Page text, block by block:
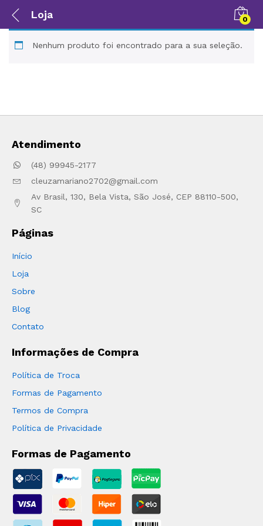
Loja 0
Nenhum produto foi encontrado para a sua seleção.
Atendimento
(48) 99945-2177
cleuzamariano2702@gmail.com
Av Brasil, 130, Bela Vista, São José, CEP 88110-500,
SC
Páginas
Início
Loja
Sobre
Blog
Contato
Informações de Compra
Política de Troca
Formas de Pagamento
Termos de Compra
Política de Privacidade
Formas de Pagamento